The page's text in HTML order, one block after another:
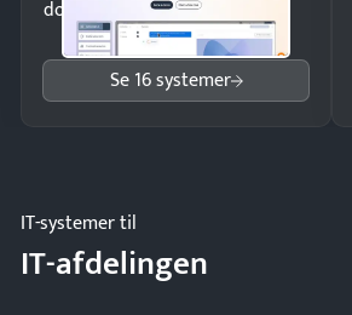
dokumenter.
Se 16 systemer
IT-systemer til
IT-afdelingen